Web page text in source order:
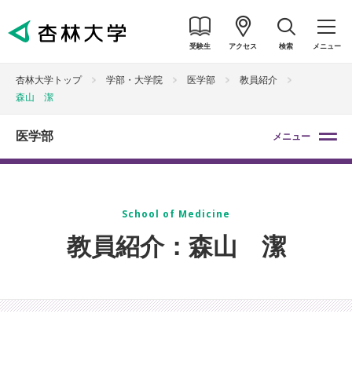
受験生 アクセス 検索 メニュー
杏林大学トップ 学部・大学院 医学部
教員紹介
森山 潔
医学部 メニュー
School of Medicine
教員紹介：森山 潔